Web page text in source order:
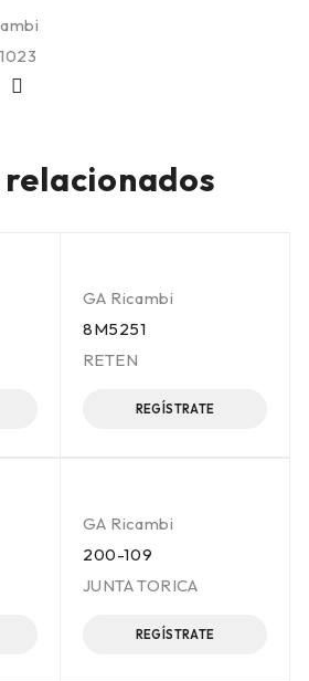
GA Ricambi
8M5251
RETEN
REGÍSTRATE
GA Ricambi
200-109
JUNTA TORICA
REGÍSTRATE